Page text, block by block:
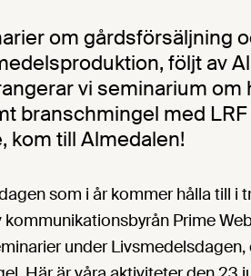
om gårdsförsäljning
följt av
vi seminarium om
branschmingel med
kom till Almedalen!
som i år kommer hålla till i
Prime
under